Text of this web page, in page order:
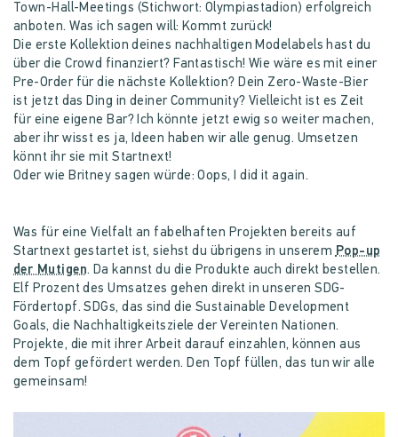
Town-Hall-Meetings (Stichwort: Olympiastadion) erfolgreich
anboten. Was ich sagen will: Kommt zurück!
Die erste Kollektion deines nachhaltigen Modelabels hast du
über die Crowd finanziert? Fantastisch! Wie wäre es mit einer
Pre-Order für die nächste Kollektion? Dein Zero-Waste-Bier
ist jetzt das Ding in deiner Community? Vielleicht ist es Zeit
für eine eigene Bar? Ich könnte jetzt ewig so weiter machen,
aber ihr wisst es ja, Ideen haben wir alle genug. Umsetzen
könnt ihr sie mit Startnext!
Oder wie Britney sagen würde: Oops, I did it again.
Was für eine Vielfalt an fabelhaften Projekten bereits auf
Startnext gestartet ist, siehst du übrigens in unseremPop-up
der Mutigen. Da kannst du die Produkte auch direkt bestellen.
Elf Prozent des Umsatzes gehen direkt in unseren SDG-
Fördertopf. SDGs, das sind die Sustainable Development
Goals, die Nachhaltigkeitsziele der Vereinten Nationen.
Projekte, die mit ihrer Arbeit darauf einzahlen, können aus
dem Topf gefördert werden. Den Topf füllen, das tun wir alle
gemeinsam!